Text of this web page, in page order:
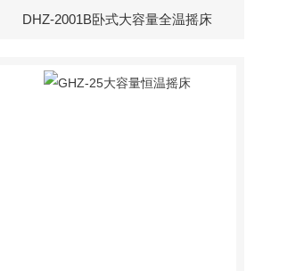
DHZ-2001B卧式大容量全温摇床